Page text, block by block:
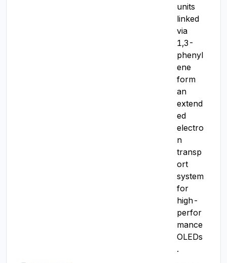
units
linked
via
1,3-
phenyl
ene
form
an
extend
ed
electro
n
transp
ort
system
for
high-
perfor
mance
OLEDs
.